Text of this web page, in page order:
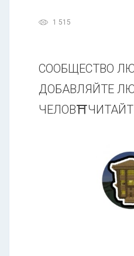
1 515
СООБЩЕСТВО
ДОБАВЛЯЙТЕ